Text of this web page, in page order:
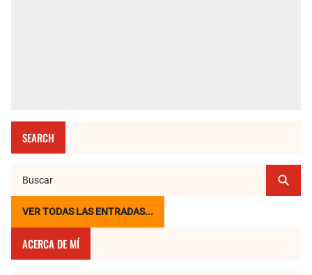
SEARCH
VER TODAS LAS ENTRADAS...
ACERCA DE MÍ